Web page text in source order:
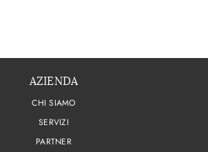
AZIENDA
CHI SIAMO
SERVIZI
PARTNER